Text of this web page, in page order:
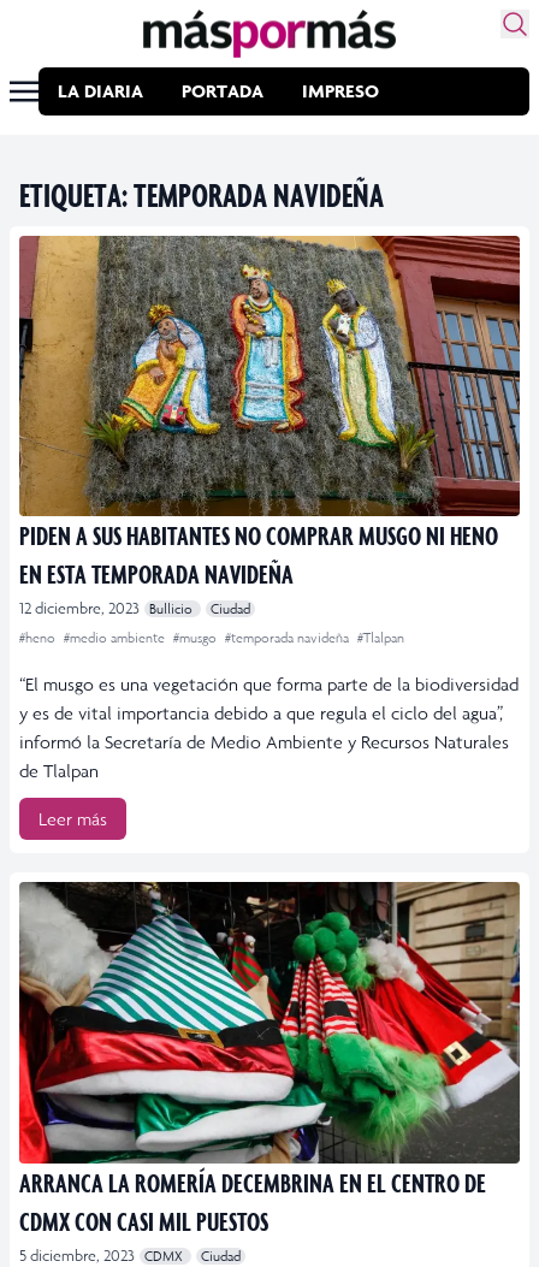
LA DIARIA PORTADA IMPRESO
ETIQUETA:TEMPORADA NAVIDEÑA
PIDEN A SUS HABITANTES NO COMPRAR MUSGO NI HENO
EN ESTA TEMPORADA NAVIDEÑA
12 diciembre, 2023 Bullicio
Ciudad
#heno #medio ambiente #musgo #temporada navideña #Tlalpan
“El musgo es una vegetación que forma parte de la biodiversidad
y es de vital importancia debido a que regula el ciclo del agua”,
informó la Secretaría de Medio Ambiente y Recursos Naturales
de Tlalpan
Leer más
ARRANCA LA ROMERÍA DECEMBRINA EN EL CENTRO DE
CDMX CON CASI MIL PUESTOS
5 diciembre, 2023 CDMX
Ciudad